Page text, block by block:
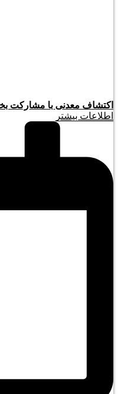
اکتشاف معدنی با مشارکت
اطلاعات بیشتر